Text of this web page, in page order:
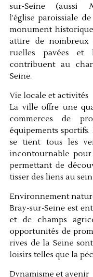
sur-Seine (aussi
l’église paroissiale
monument
attire de nombreux
ruelles pavées et
contribuent au
Seine.
Vie locale et activités
La ville offre une
commerces de
équipements
se tient tous les
incontournable
permettant de
tisser des liens au
Environnement
Bray-sur-Seine est
et de champs
opportunités de
rives de la Seine
loisirs telles que la
Dynamisme et avenir